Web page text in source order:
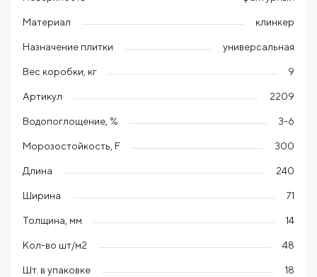
Материал клинкер
Назначение плитки универсальная
Вес коробки, кг 9
Артикул 2209
Водопоглощение, % 3-6
Морозостойкость, F 300
Длина 240
Ширина 71
Толщина, мм 14
Кол-во шт/м2 48
Шт. в упаковке 18